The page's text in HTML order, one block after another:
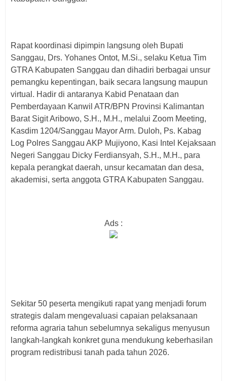
Rapat koordinasi dipimpin langsung oleh Bupati
Sanggau, Drs. Yohanes Ontot, M.Si., selaku Ketua Tim
GTRA Kabupaten Sanggau dan dihadiri berbagai unsur
pemangku kepentingan, baik secara langsung maupun
virtual. Hadir di antaranya Kabid Penataan dan
Pemberdayaan Kanwil ATR/BPN Provinsi Kalimantan
Barat Sigit Aribowo, S.H., M.H., melalui Zoom Meeting,
Kasdim 1204/Sanggau Mayor Arm. Duloh, Ps. Kabag
Log Polres Sanggau AKP Mujiyono, Kasi Intel Kejaksaan
Negeri Sanggau Dicky Ferdiansyah, S.H., M.H., para
kepala perangkat daerah, unsur kecamatan dan desa,
akademisi, serta anggota GTRA Kabupaten Sanggau.
Ads :
Sekitar 50 peserta mengikuti rapat yang menjadi forum
strategis dalam mengevaluasi capaian pelaksanaan
reforma agraria tahun sebelumnya sekaligus menyusun
langkah-langkah konkret guna mendukung keberhasilan
program redistribusi tanah pada tahun 2026.